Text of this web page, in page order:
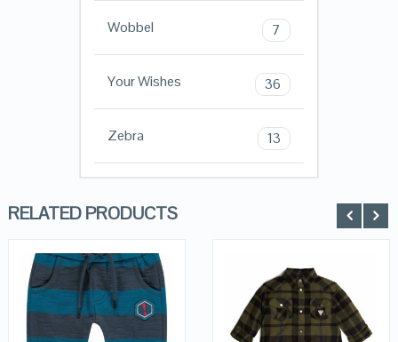
Wobbel 7
Your Wishes 36
Zebra 13
RELATED PRODUCTS
QUICK LOOK QUICK LOOK